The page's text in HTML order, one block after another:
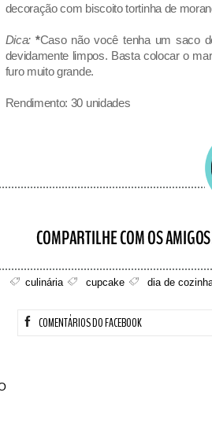
decoração com biscoito tortinha de
Dica: *Caso não você tenha um saco
devidamente limpos. Basta colocar o
furo muito grande.
Rendimento: 30 unidades
culinária cupcake dia de
COMENTÁRIOS DO FACEBOOK